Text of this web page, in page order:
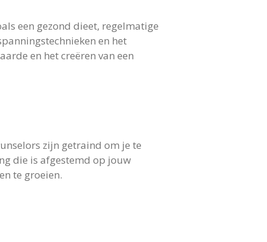
een gezond dieet, regelmatige
en het
en het creëren van een
zijn getraind om je te
die is afgestemd op jouw
te groeien.